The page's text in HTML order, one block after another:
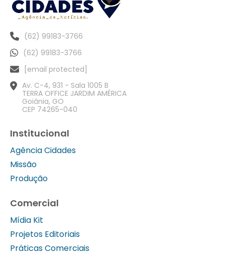
(62) 99183-3766
(62) 99183-3766
[email protected]
Av. C-4, 931 - Sala 1005 B
TERRA OFFICE JARDIM AMÉRICA
Goiânia, GO
CEP 74265-040
Institucional
Agência Cidades
Missão
Produção
Comercial
Mídia Kit
Projetos Editoriais
Práticas Comerciais